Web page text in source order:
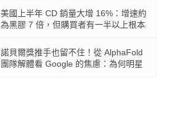
美國上半年 CD 銷量大增 16%：增速約
為黑膠 7 倍，但購買者有一半以上根本
諾貝爾獎推手也留不住！從 AlphaFold
團隊解體看 Google 的焦慮：為何明星